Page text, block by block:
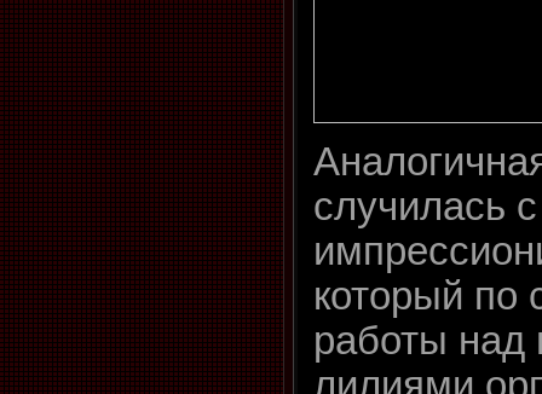
случилась
который по
работы
лилиями